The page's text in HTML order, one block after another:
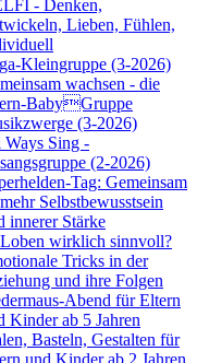
- Denken,
Lieben, Fühlen,
Kleingruppe (3-2026)
wachsen - die
BabyGruppe
(3-2026)
Sing -
(2-2026)
Tag: Gemeinsam
Selbstbewusstsein
innerer Stärke
wirklich sinnvoll?
Tricks in der
und ihre Folgen
Abend für Eltern
Kinder ab 5 Jahren
Basteln, Gestalten für
und Kinder ab 2 Jahren